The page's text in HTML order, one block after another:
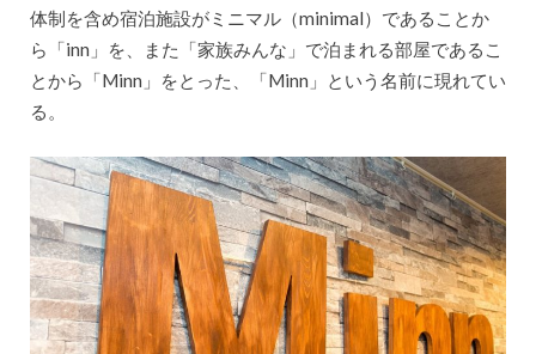
体制を含め宿泊施設がミニマル（minimal）であることか
ら「inn」を、また「家族みんな」で泊まれる部屋であるこ
とから「Minn」をとった、「Minn」という名前に現れてい
る。